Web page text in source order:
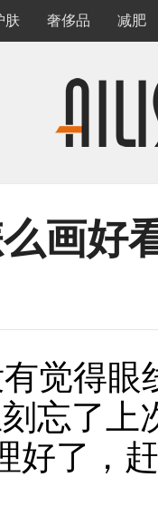
肤 奢侈品 减肥
画好
觉得眼
忘了上
好了，